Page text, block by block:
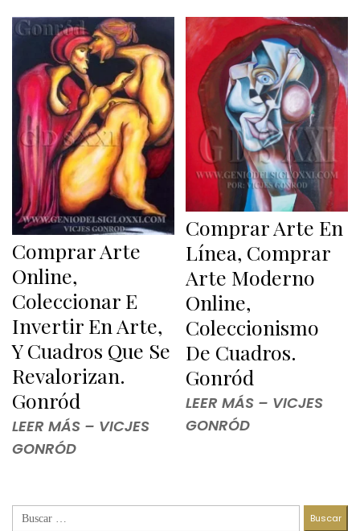
Comprar Arte
Online,
Coleccionar E
Invertir En Arte,
Y Cuadros Que Se
Revalorizan.
Gonród
LEER MÁS – VICJES
GONRÓD
Comprar Arte En
Línea, Comprar
Arte Moderno
Online,
Coleccionismo
De Cuadros.
Gonród
LEER MÁS – VICJES
GONRÓD
Buscar: